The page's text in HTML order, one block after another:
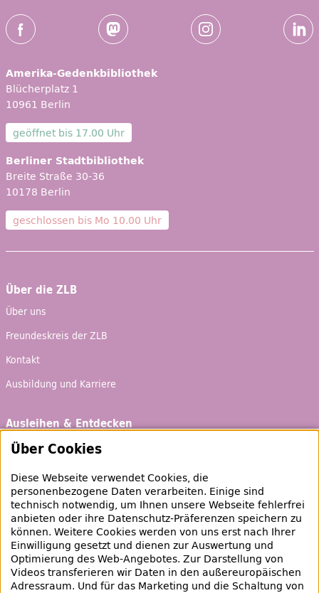
Social-Media Kanäle der ZLB
Facebook Mastodon Instagram
Amerika-Gedenkbibliothek
Blücherplatz 1
10961 Berlin
geöffnet bis 17.00 Uhr
Berliner Stadtbibliothek
Breite Straße 30-36
10178 Berlin
geschlossen bis Mo 10.00 Uhr
Über die ZLB
Über uns
Freundeskreis der ZLB
Kontakt
Ausbildung und Karriere
Ausleihen & Entdecken
Schaufenster
Bibliotheksausweis
Highlights
Veranstaltungen & Lernangebote
Veranstaltungsübersicht
Über Cookies
Diese Webseite verwendet Cookies, die
personenbezogene Daten verarbeiten. Einige sind
technisch notwendig, um Ihnen unsere Webseite fehlerfrei
anbieten oder ihre Datenschutz-Präferenzen speichern zu
können. Weitere Cookies werden von uns erst nach Ihrer
Einwilligung gesetzt und dienen zur Auswertung und
Optimierung desWeb-Angebotes. Zur Darstellung von
Videos transferieren wir Daten in den außereuropäischen
Adressraum. Und für das Marketing und die Schaltung von